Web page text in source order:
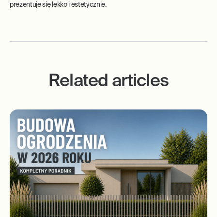
prezentuje się lekko i estetycznie.
Related articles